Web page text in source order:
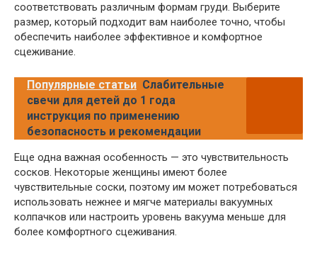
соответствовать различным формам груди. Выберите
размер, который подходит вам наиболее точно, чтобы
обеспечить наиболее эффективное и комфортное
сцеживание.
Популярные статьи Слабительные
свечи для детей до 1 года
инструкция по применению
безопасность и рекомендации
Еще одна важная особенность — это чувствительность
сосков. Некоторые женщины имеют более
чувствительные соски, поэтому им может потребоваться
использовать нежнее и мягче материалы вакуумных
колпачков или настроить уровень вакуума меньше для
более комфортного сцеживания.